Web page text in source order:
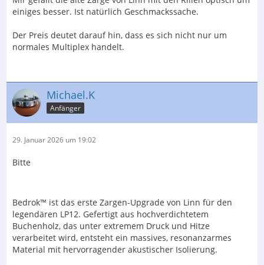
einiges besser. Ist natürlich Geschmackssache.
Der Preis deutet darauf hin, dass es sich nicht nur um
normales Multiplex handelt.
Michael.K
Anfänger
29. Januar 2026 um 19:02
Bitte
Bedrok™ ist das erste Zargen-Upgrade von Linn für den
legendären LP12. Gefertigt aus hochverdichtetem
Buchenholz, das unter extremem Druck und Hitze
verarbeitet wird, entsteht ein massives, resonanzarmes
Material mit hervorragender akustischer Isolierung.